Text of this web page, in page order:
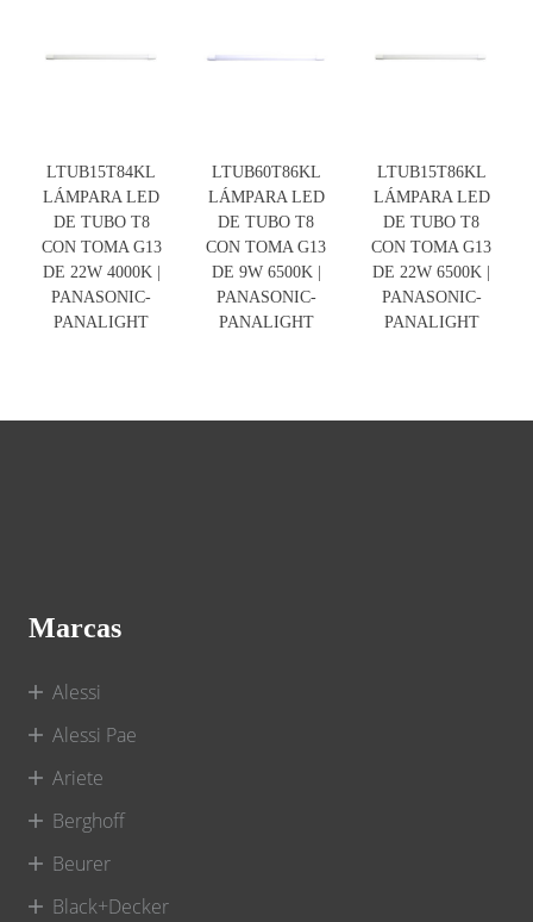
LTUB15T84KL
LÁMPARA LED
DE TUBO T8
CON TOMA G13
DE 22W 4000K |
PANASONIC-
PANALIGHT
LTUB60T86KL
LÁMPARA LED
DE TUBO T8
CON TOMA G13
DE 9W 6500K |
PANASONIC-
PANALIGHT
LTUB15T86KL
LÁMPARA LED
DE TUBO T8
CON TOMA G13
DE 22W 6500K |
PANASONIC-
PANALIGHT
Marcas
Alessi
Alessi Pae
Ariete
Berghoff
Beurer
Black+Decker